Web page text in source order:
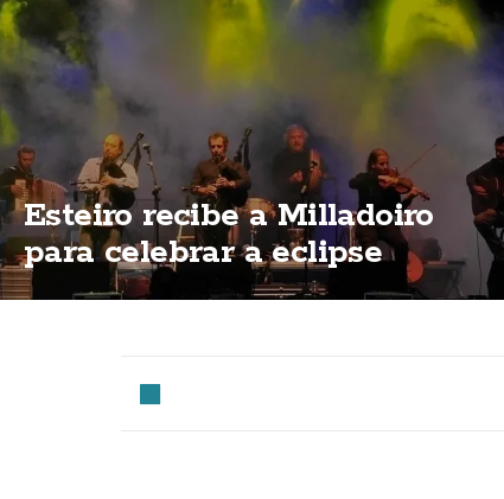
Esteiro recibe a Milladoiro
para celebrar a eclipse